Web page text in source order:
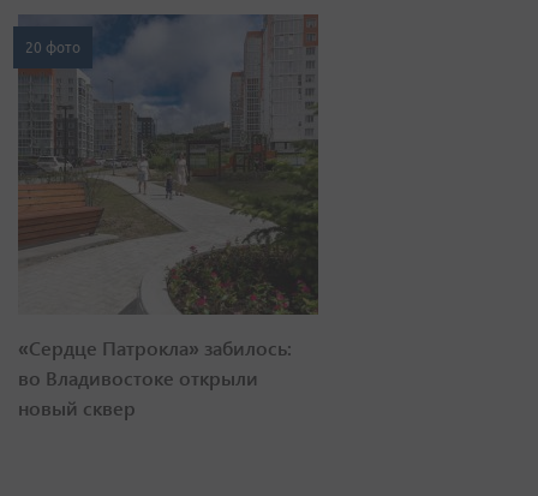
20 фото
«Сердце Патрокла» забилось:
во Владивостоке открыли
новый сквер